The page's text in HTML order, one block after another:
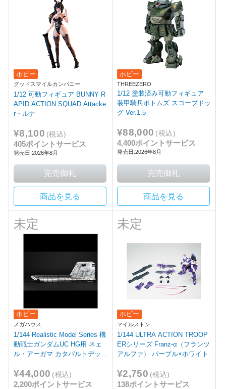
ホビー
グッドスマイルカンパニー
1/12 可動フィギュア BUNNY R
APID ACTION SQUAD Attacke
r・ルナ
¥8,100 (税込)
405ポイントサービス
発売日:2026年8月
商品を見る
ホビー
THREEZERO
1/12 塗装済み可動フィギュア
装甲騎兵ボトムズ スコープドッ
グ Ver.1.5
¥88,000 (税込)
4,400ポイントサービス
発売日:2026年8月
商品を見る
未定
ホビー
メガハウス
1/144 Realistic Model Series 機
動戦士ガンダムUC HG用 ネェ
ル・アーガマ カタパルトデッキ
¥44,000 (税込)
2,200ポイントサービス
未定
ホビー
マイルストン
1/144 ULTRA ACTION TROOP
ERシリーズ Franz-α（フランツ
アルファ） パープル×ホワイト
¥2,750 (税込)
138ポイントサービス